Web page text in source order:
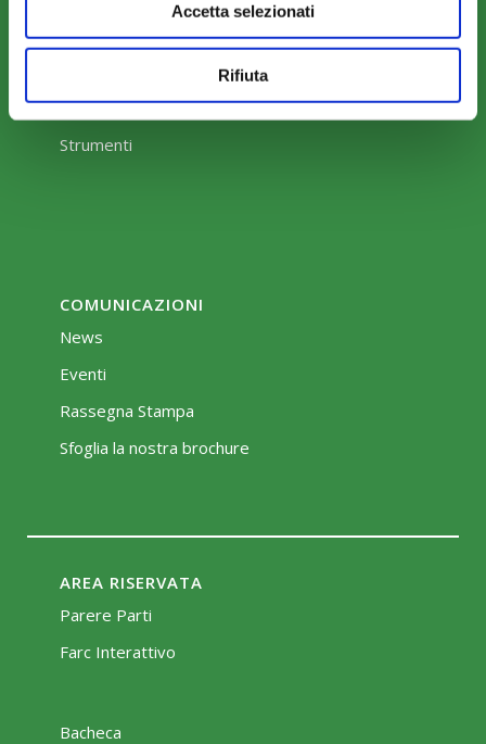
Accetta selezionati
Rifiuta
COME ADERIRE
Mobilità e Portabilità
Strumenti
COMUNICAZIONI
News
Eventi
Rassegna Stampa
Sfoglia la nostra brochure
AREA RISERVATA
Parere Parti
Farc Interattivo
Bacheca